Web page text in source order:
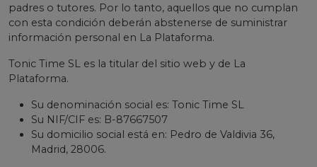
padres o tutores. Por lo tanto, aquellos que no cumplan
con esta condición deberán abstenerse de suministrar
información personal en La Plataforma.
Tonic Time SL es la titular del sitio web y de La
Plataforma.
Su denominación social es: Tonic Time SL
Su NIF/CIF es: B-87667507
Su domicilio social está en: Pedro de Valdivia 36,
Madrid, 28006.